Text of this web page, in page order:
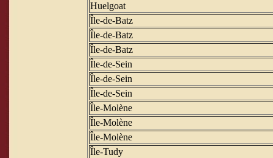
Huelgoat
Île-de-Batz
Île-de-Batz
Île-de-Batz
Île-de-Sein
Île-de-Sein
Île-de-Sein
Île-Molène
Île-Molène
Île-Molène
Île-Tudy